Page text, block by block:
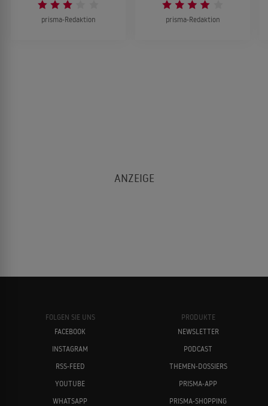
prisma-Redaktion prisma-Redaktion
FOLGEN SIE UNS
FACEBOOK
INSTAGRAM
RSS-FEED
YOUTUBE
WHATSAPP
PRODUKTE
NEWSLETTER
PODCAST
THEMEN-DOSSIERS
PRISMA-APP
PRISMA-SHOPPING